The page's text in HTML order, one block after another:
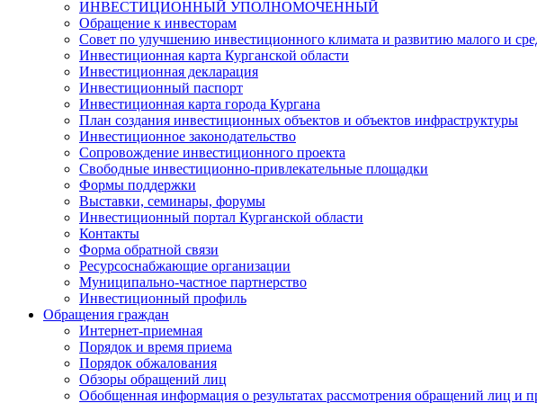
ИНВЕСТИЦИОННЫЙ УПОЛНОМОЧЕННЫЙ
Обращение к инвесторам
Совет по улучшению инвестиционного климата и развитию малого и
Инвестиционная карта Курганской области
Инвестиционная декларация
Инвестиционный паспорт
Инвестиционная карта города Кургана
План создания инвестиционных объектов и объектов инфраструктуры
Инвестиционное законодательство
Сопровождение инвестиционного проекта
Свободные инвестиционно-привлекательные площадки
Формы поддержки
Выставки, семинары, форумы
Инвестиционный портал Курганской области
Контакты
Форма обратной связи
Ресурсоснабжающие организации
Муниципально-частное партнерство
Инвестиционный профиль
Обращения граждан
Интернет-приемная
Порядок и время приема
Порядок обжалования
Обзоры обращений лиц
Обобщенная информация о результатах рассмотрения обращений лиц и